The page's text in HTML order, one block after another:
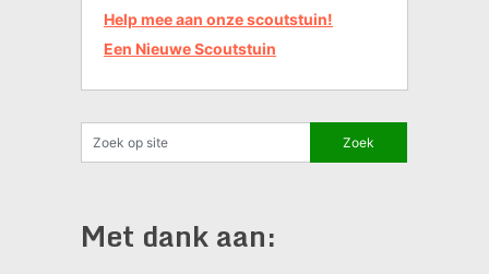
Help mee aan onze scoutstuin!
Een Nieuwe Scoutstuin
Met dank aan: